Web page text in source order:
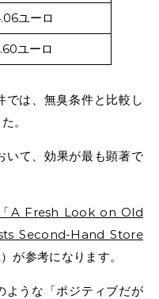
ユーロ
ユーロ
では、無臭条件と比較し
。
いて、効果が最も顕著で
「A Fresh Look on Old
Second-Hand Store
が参考になります。
ような「ポジティブだが